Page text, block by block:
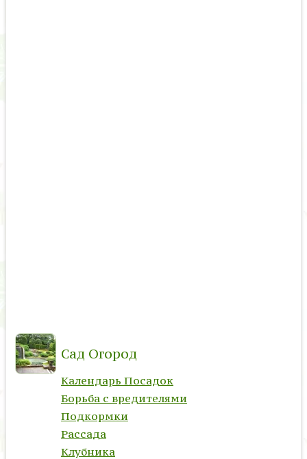
Сад Огород
Календарь Посадок
Борьба с вредителями
Подкормки
Рассада
Клубника